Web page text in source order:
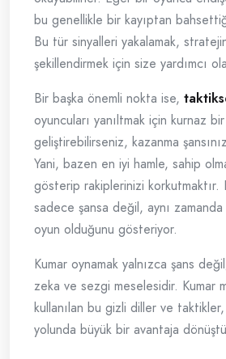
bu genellikle bir kayıptan
Bu tür sinyalleri yakalamak,
şekillendirmek için size yardımcı
Bir başka önemli nokta ise,
oyuncuları yanıltmak için kurnaz
geliştirebilirseniz, kazanma
Yani, bazen en iyi hamle, sahip
gösterip rakiplerinizi korkutmaktır.
sadece şansa değil, aynı
oyun olduğunu gösteriyor.
Kumar oynamak yalnızca şans
zeka ve sezgi meselesidir. Kumar
kullanılan bu gizli diller ve
yolunda büyük bir avantaja